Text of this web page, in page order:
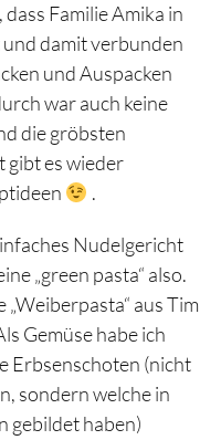
Familie Amika in
damit verbunden
und Auspacken
war auch keine
die gröbsten
gibt es wieder
.
Nudelgericht
„green pasta“ also.
aus Tim
Gemüse habe ich
Erbsenschoten (nicht
sondern welche in
gebildet haben)